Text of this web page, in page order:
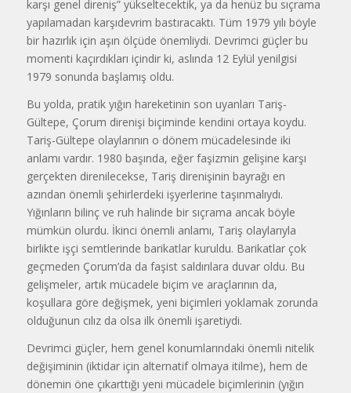
karşı genel direniş” yükseltecektik, ya da henüz bu sıçrama
yapılamadan karşıdevrim bastıracaktı. Tüm 1979 yılı böyle
bir hazırlık için aşın ölçüde önemliydi. Devrimci güçler bu
momenti kaçırdıkları içindir ki, aslında 12 Eylül yenilgisi
1979 sonunda başlamış oldu.
Bu yolda, pratik yığın hareketinin son uyanları Tariş-
Gültepe, Çorum direnişi biçiminde kendini ortaya koydu.
Tariş-Gültepe olaylarının o dönem mücadelesinde iki
anlamı vardır. 1980 başında, eğer faşizmin gelişine karşı
gerçekten direnilecekse, Tariş direnişinin bayrağı en
azından önemli şehirlerdeki işyerlerine taşınmalıydı.
Yığınların bilinç ve ruh halinde bir sıçrama ancak böyle
mümkün olurdu. İkinci önemli anlamı, Tariş olaylarıyla
birlikte işçi semtlerinde barikatlar kuruldu. Barikatlar çok
geçmeden Çorum’da da faşist saldırılara duvar oldu. Bu
gelişmeler, artık mücadele biçim ve araçlarının da,
koşullara göre değişmek, yeni biçimleri yoklamak zorunda
olduğunun cılız da olsa ilk önemli işaretiydi.
Devrimci güçler, hem genel konumlarındaki önemli nitelik
değişiminin (iktidar için alternatif olmaya itilme), hem de
dönemin öne çıkarttığı yeni mücadele biçimlerinin (yığın